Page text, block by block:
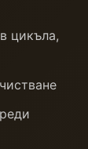
цикъла,